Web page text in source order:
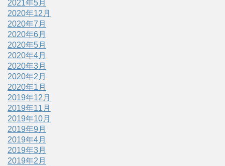
2021年5月
2020年12月
2020年7月
2020年6月
2020年5月
2020年4月
2020年3月
2020年2月
2020年1月
2019年12月
2019年11月
2019年10月
2019年9月
2019年4月
2019年3月
2019年2月